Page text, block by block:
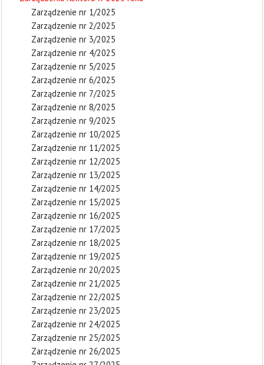
Zarządzenie nr 1/2025
Zarządzenie nr 2/2025
Zarządzenie nr 3/2025
Zarządzenie nr 4/2025
Zarządzenie nr 5/2025
Zarządzenie nr 6/2025
Zarządzenie nr 7/2025
Zarządzenie nr 8/2025
Zarządzenie nr 9/2025
Zarządzenie nr 10/2025
Zarządzenie nr 11/2025
Zarządzenie nr 12/2025
Zarządzenie nr 13/2025
Zarządzenie nr 14/2025
Zarządzenie nr 15/2025
Zarządzenie nr 16/2025
Zarządzenie nr 17/2025
Zarządzenie nr 18/2025
Zarządzenie nr 19/2025
Zarządzenie nr 20/2025
Zarządzenie nr 21/2025
Zarządzenie nr 22/2025
Zarządzenie nr 23/2025
Zarządzenie nr 24/2025
Zarządzenie nr 25/2025
Zarządzenie nr 26/2025